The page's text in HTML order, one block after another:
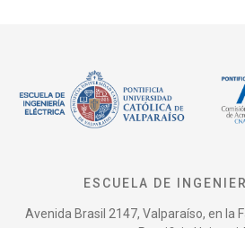
ESCUELA DE
Avenida Brasil 2147, Valparaíso, en la